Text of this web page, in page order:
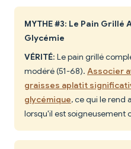
MYTHE #3: Le Pain
Glycémie
VÉRITÉ: Le pain grillé
modéré (51-68). Associer
graisses aplatit
glycémique, ce qui le rend
lorsqu'il est soigneusement